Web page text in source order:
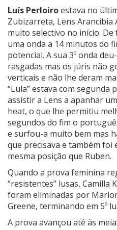
Luís Perloiroestava no
Zubizarreta, Lens Arancibia
muito selectivo no início.
uma onda a 14 minutos do
potencial. A sua 3º onda
rasgadas mas os júris não
verticais e não lhe deram
“Lula” estava com segunda
assistir a Lens a apanhar
heat, o que lhe permitiu
segundos do fim o
e surfou-a muito bem mas
que precisava e também foi
mesma posição que Ruben.
Quando a prova feminina
“resistentes” lusas, Camilla
foram eliminadas por
Greene, terminando em 5º
A prova avançou até às